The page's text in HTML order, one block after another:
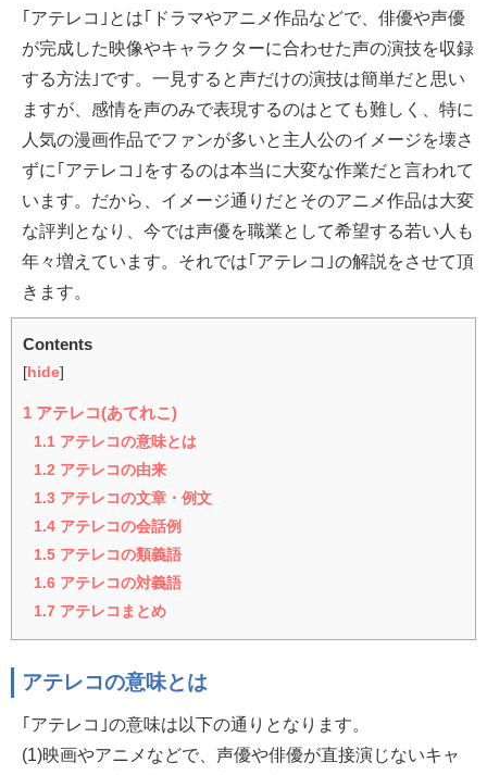
｢アテレコ｣とは｢ドラマやアニメ作品などで、俳優や声優
が完成した映像やキャラクターに合わせた声の演技を収録
する方法｣です。一見すると声だけの演技は簡単だと思い
ますが、感情を声のみで表現するのはとても難しく、特に
人気の漫画作品でファンが多いと主人公のイメージを壊さ
ずに｢アテレコ｣をするのは本当に大変な作業だと言われて
います。だから、イメージ通りだとそのアニメ作品は大変
な評判となり、今では声優を職業として希望する若い人も
年々増えています。それでは｢アテレコ｣の解説をさせて頂
きます。
Contents
[ hide]
1 アテレコ(あてれこ)
1.1 アテレコの意味とは
1.2 アテレコの由来
1.3 アテレコの文章・例文
1.4 アテレコの会話例
1.5 アテレコの類義語
1.6 アテレコの対義語
1.7 アテレコまとめ
アテレコの意味とは
｢アテレコ｣の意味は以下の通りとなります。
(1)映画やアニメなどで、声優や俳優が直接演じないキャ